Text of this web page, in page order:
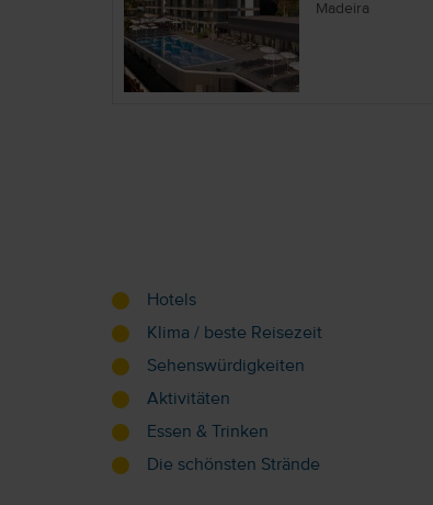
Madeira
Hotels
Klima / beste Reisezeit
Sehenswürdigkeiten
Aktivitäten
Essen & Trinken
Die schönsten Strände